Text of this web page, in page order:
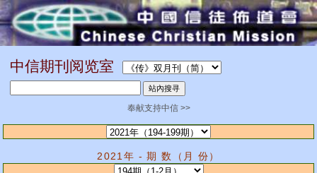
中信期刊阅览室
奉献支持中信 >>
2021年 - 期 数（月 份）